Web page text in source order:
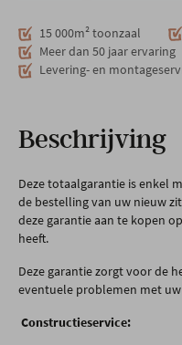
15 000m² toonzaal
Meer dan 50 jaar ervaring
Levering- en
Beschrijving
Deze totaalgarantie is enkel
de bestelling van uw nieuw
deze garantie aan te kopen
heeft.
Deze garantie zorgt voor de
eventuele problemen met
Constructieservice: